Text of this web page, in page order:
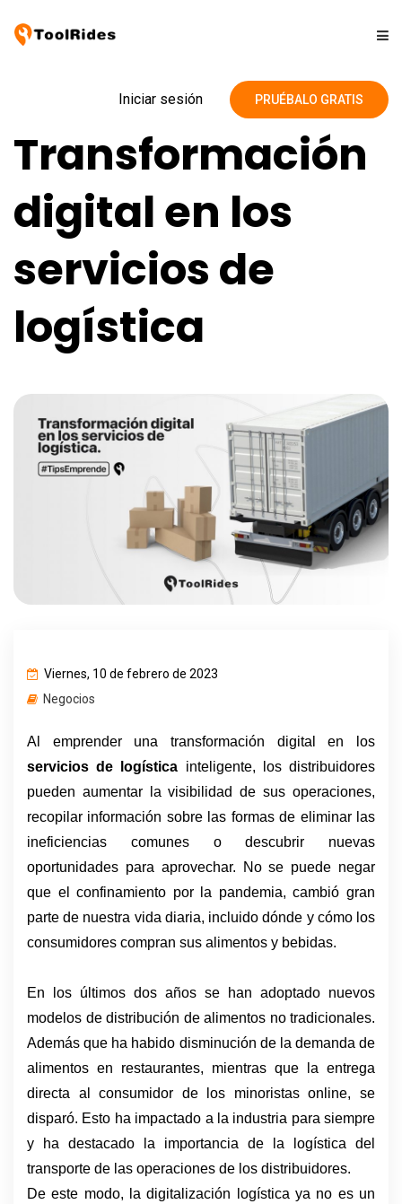
Precios
Contacto
Blog
Iniciar sesión PRUÉBALO GRATIS
Transformación
digital en los
servicios de
logística
Viernes, 10 de febrero de 2023
Negocios
servicios de logística inteligente, los distribuidores
pueden aumentar la visibilidad de sus operaciones,
recopilar información sobre las formas de eliminar las
ineficiencias comunes o descubrir nuevas
oportunidades para aprovechar. No se puede negar
que el confinamiento por la pandemia, cambió gran
parte de nuestra vida diaria, incluido dónde y cómo los
consumidores compran sus alimentos y bebidas.
En los últimos dos años se han adoptado nuevos
modelos de distribución de alimentos no tradicionales.
Además que ha habido disminución de la demanda de
alimentos en restaurantes, mientras que la entrega
directa al consumidor de los minoristas online, se
disparó. Esto ha impactado a la industria para siempre
y ha destacado la importancia de la logística del
transporte de las operaciones de los distribuidores.
De este modo, la digitalización logística ya no es un